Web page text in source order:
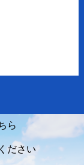
ら
ださい